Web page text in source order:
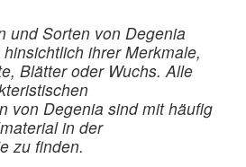
und Sorten von Degenia
ihrer Merkmale,
Blätter oder Wuchs. Alle
von Degenia sind mit häufig
in der
zu finden.